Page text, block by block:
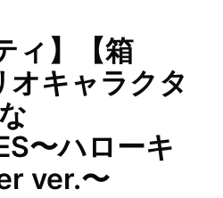
ィ】【箱
キャラクタ
〜ハローキ
ver.〜